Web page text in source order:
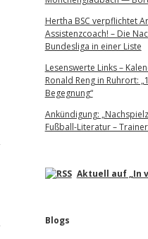
Hertha BSC verpflichtet
Assistenzcoach! – Die
Bundesliga in einer Liste
Lesenswerte Links –
Ronald Reng in Ruhrort:
Begegnung“
Ankündigung:
Fußball-Literatur –
Aktuell auf „In
Blogs